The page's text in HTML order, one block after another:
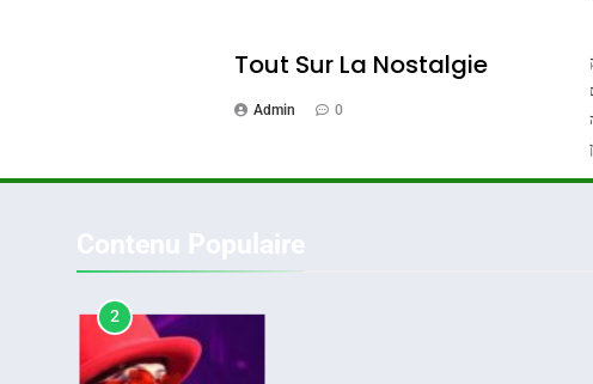
Tout Sur La Nostalgie
Admin 0
Oeil Ravageur – Vanessa
2